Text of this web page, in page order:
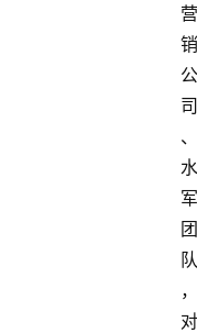
营
销
公
司
、
水
军
团
队
，
对